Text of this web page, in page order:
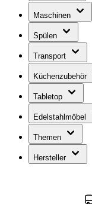
Maschinen
Spülen
Transport
Küchenzubehör
Tabletop
Edelstahlmöbel
Themen
Hersteller